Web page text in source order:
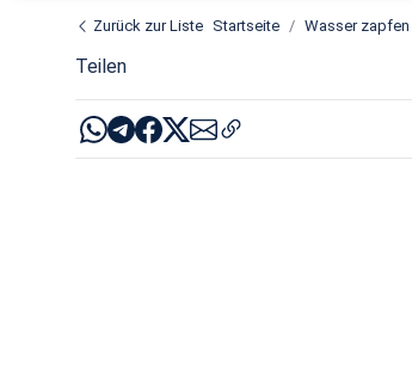
Zurück zur Liste Startseite Wasser zapfen
Teilen